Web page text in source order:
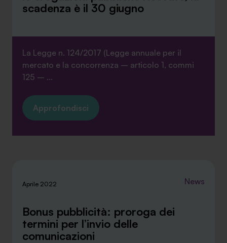
all'Oam n.M336
scadenza è il 30 giugno
La Legge n. 124/2017 (Legge annuale per il
mercato e la concorrenza – articolo 1, commi
125 – ...
Approfondisci
Aprile 2022 News
Bonus pubblicità: proroga dei
termini per l’invio delle
comunicazioni